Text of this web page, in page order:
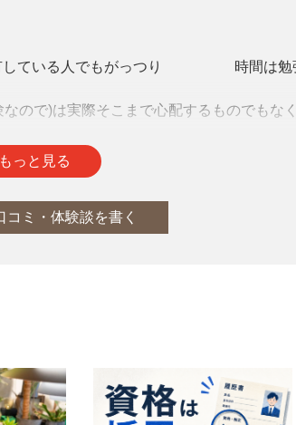
している人でもがっつり1000時間は勉
ので)は実際そこまで心配するものでもな
はあります。
っている若手」というぐらいには思ってく
もっと見る
コミ・体験談を書く